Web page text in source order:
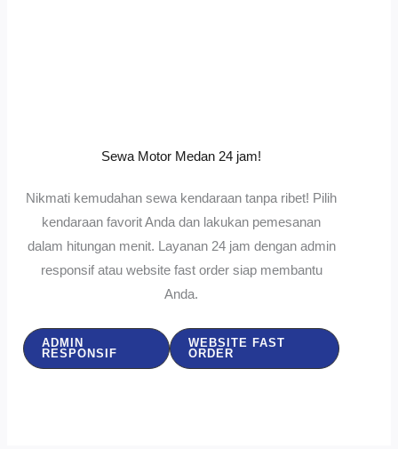
Sewa Motor Medan 24 jam!
Nikmati kemudahan sewa kendaraan tanpa ribet! Pilih
kendaraan favorit Anda dan lakukan pemesanan
dalam hitungan menit. Layanan 24 jam dengan admin
responsif atau website fast order siap membantu
Anda.
ADMIN
RESPONSIF
WEBSITE FAST
ORDER